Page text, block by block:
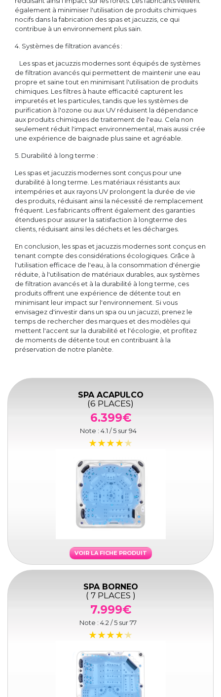
également à minimiser l'utilisation de produits chimiques
nocifs dans la fabrication des spas et jacuzzis, ce qui
contribue à un environnement plus sain.
4. Systèmes de filtration avancés :
Les spas et jacuzzis modernes sont équipés de systèmes
de filtration avancés qui permettent de maintenir une eau
propre et saine tout en minimisant l'utilisation de produits
chimiques. Les filtres à haute efficacité capturent les
impuretés et les particules, tandis que les systèmes de
purification à l'ozone ou aux UV réduisent la dépendance
aux produits chimiques de traitement de l'eau. Cela non
seulement réduit l'impact environnemental, mais aussi crée
une expérience de baignade plus saine et agréable.
5. Durabilité à long terme :
Les spas et jacuzzis modernes sont conçus pour une
durabilité à long terme. Les matériaux résistants aux
intempéries et aux rayons UV prolongent la durée de vie
des produits, réduisant ainsi la nécessité de remplacement
fréquent. Les fabricants offrent également des garanties
étendues pour assurer la satisfaction à longterme des
clients, réduisant ainsi les déchets et les décharges.
En conclusion, les spas et jacuzzis modernes sont conçus en
tenant compte des considérations écologiques. Grâce à
l'utilisation efficace de l'eau, à la consommation d'énergie
réduite, à l'utilisation de matériaux durables, aux systèmes
de filtration avancés et à la durabilité à long terme, ces
produits offrent une expérience de détente tout en
minimisant leur impact sur l'environnement. Si vous
envisagez d'investir dans un spa ou un jacuzzi, prenez le
temps de rechercher des marques et des modèles qui
mettent l'accent sur la durabilité et l'écologie, et profitez
de moments de détente tout en contribuant à la
préservation de notre planète.
SPA ACAPULCO
(6 PLACES)
6.399€
Note : 4.1 / 5 sur94
VOIR LA FICHE PRODUIT
SPA BORNEO
( 7 PLACES )
7.999€
Note : 4.2 / 5 sur77